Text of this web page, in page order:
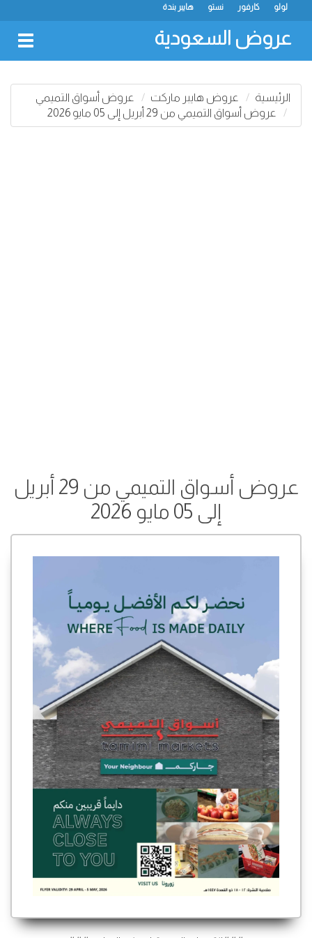
هايبر بندة نستو كارفور لولو
عروض السعودية
الرئيسية عروض هايبر ماركت
عروض أسواق التميمي
عروض أسواق التميمي من 29 أبريل إلى 05 مايو 2026
عروض أسواق التميمي من 29 أبريل
إلى 05 مايو 2026